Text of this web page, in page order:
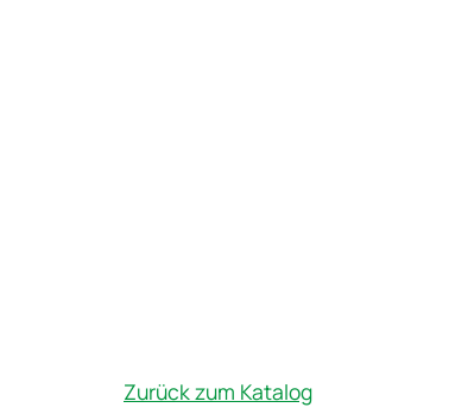
Zurück zum Katalog